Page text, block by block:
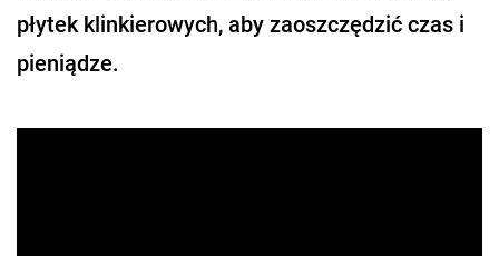
płytek klinkierowych, aby zaoszczędzić czas i
pieniądze.